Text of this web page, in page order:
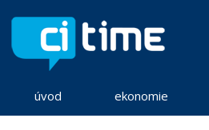
úvod ekonomie